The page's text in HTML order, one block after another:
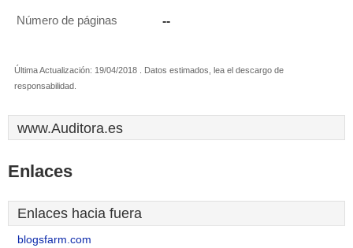
Número de páginas --
Última Actualización: 19/04/2018 . Datos estimados, lea el descargo de
responsabilidad.
www.Auditora.es
Enlaces
Enlaces hacia fuera
blogsfarm.com